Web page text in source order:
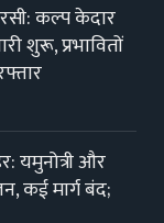
कल्प केदार
शुरू, प्रभावितों
यमुनोत्री और
कई मार्ग बंद;